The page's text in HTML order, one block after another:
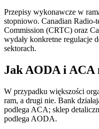
Przepisy wykonawcze w
stopniowo. Canadian Radio-
Commission (CRTC) oraz
wydały konkretne regulacje
sektorach.
Jak AODA i ACA
W przypadku większości
ram, a drugi nie. Bank
podlega ACA; sklep
podlega AODA.